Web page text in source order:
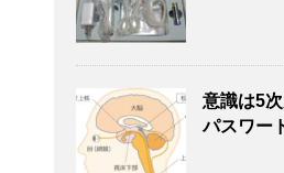
意識は5
パスワー